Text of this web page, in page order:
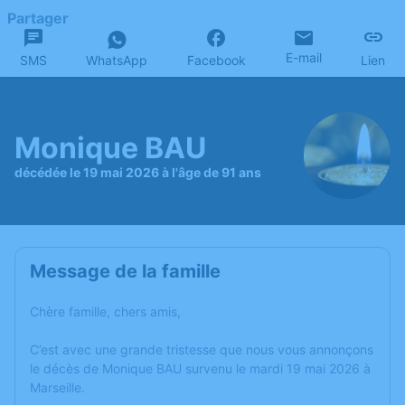
Partager
SMS WhatsApp Facebook E-mail Lien
Monique BAU
décédée le 19 mai 2026 à l'âge de 91 ans
Message de la famille
Chère famille, chers amis,
C’est avec une grande tristesse que nous vous annonçons
le décès de Monique BAU survenu le mardi 19 mai 2026 à
Marseille.